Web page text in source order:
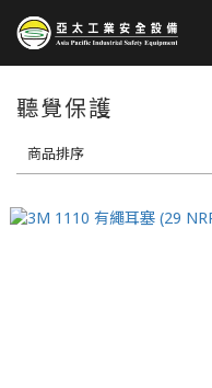
聽覺保護
商品排序